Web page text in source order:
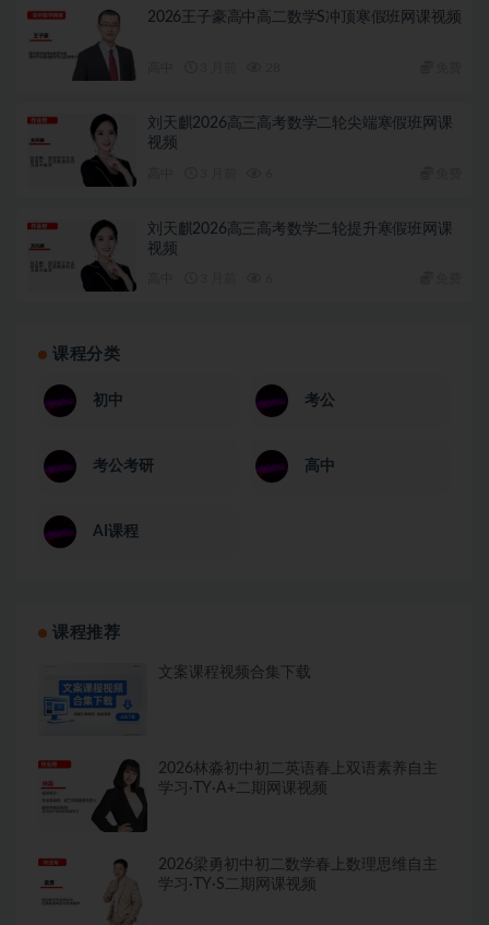
2026王子豪高中高二数学S冲顶寒假班网课视频
刘天麒2026高三高考数学二轮尖端寒假班网课
视频
刘天麒2026高三高考数学二轮提升寒假班网课
视频
课程分类
初中 考公
考公考研 高中
AI课程
课程推荐
文案课程视频合集下载
2026林淼初中初二英语春上双语素养自主
学习·TY·A+二期网课视频
2026梁勇初中初二数学春上数理思维自主
学习·TY·S二期网课视频